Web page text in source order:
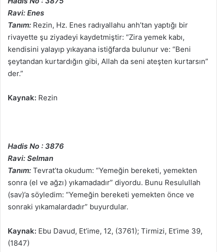
Ravi: Enes
Tanım: Rezin, Hz. Enes radıyallahu anh’tan yaptığı bir
rivayette şu ziyadeyi kaydetmiştir: “Zira yemek kabı,
kendisini yalayıp yıkayana istiğfarda bulunur ve: “Beni
şeytandan kurtardığın gibi, Allah da seni ateşten kurtarsın”
der.”
Kaynak: Rezin
Hadis No : 3876
Ravi: Selman
Tanım: Tevrat’ta okudum: “Yemeğin bereketi, yemekten
sonra (el ve ağzı) yıkamadadır” diyordu. Bunu Resulullah
(sav)’a söyledim: “Yemeğin bereketi yemekten önce ve
sonraki yıkamalardadır” buyurdular.
Kaynak: Ebu Davud, Et’ime, 12, (3761); Tirmizi, Et’ime 39,
(1847)